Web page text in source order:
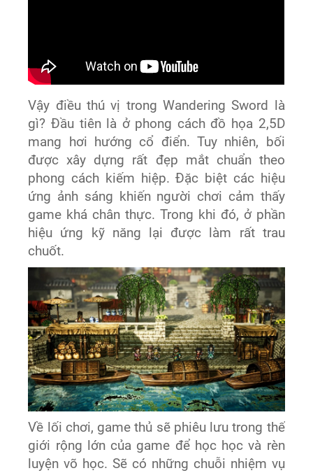
Vậy điều thú vị trong Wandering Sword là
gì? Đầu tiên là ở phong cách đồ họa 2,5D
mang hơi hướng cổ điển. Tuy nhiên, bối
được xây dựng rất đẹp mắt chuẩn theo
phong cách kiếm hiệp. Đặc biệt các hiệu
ứng ảnh sáng khiến người chơi cảm thấy
game khá chân thực. Trong khi đó, ở phần
hiệu ứng kỹ năng lại được làm rất trau
chuốt.
Về lối chơi, game thủ sẽ phiêu lưu trong thế
giới rộng lớn của game để học học và rèn
luyện võ học. Sẽ có những chuỗi nhiệm vụ